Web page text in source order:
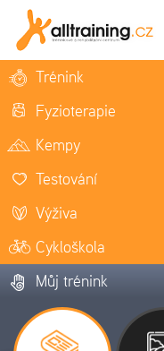
Trénink
Fyzioterapie
Kempy
Testování
Výživa
Cykloškola
Můj trénink